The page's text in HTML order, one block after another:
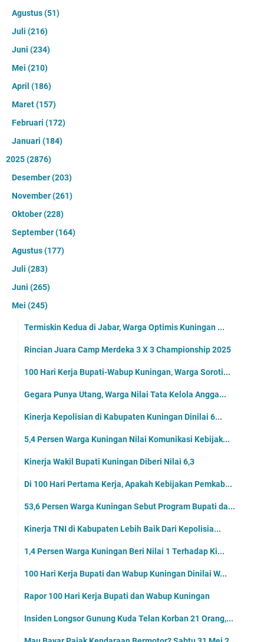
Agustus(51)
Juli (216)
Juni (234)
Mei (210)
April (186)
Maret(157)
Februari (172)
Januari (184)
2025(2876)
Desember(203)
November(261)
Oktober(228)
September(164)
Agustus(177)
Juli (283)
Juni (265)
Mei (245)
Termiskin Kedua di Jabar, Warga Optimis Kuningan ...
Rincian Juara Camp Merdeka 3 X 3 Championship 2025
100 Hari Kerja Bupati-Wabup Kuningan, Warga Soroti...
Gegara Punya Utang, Warga Nilai Tata Kelola Angga...
Kinerja Kepolisian di Kabupaten Kuningan Dinilai 6...
5,4 Persen Warga Kuningan Nilai Komunikasi Kebijak...
Kinerja Wakil Bupati Kuningan Diberi Nilai 6,3
Di 100 Hari Pertama Kerja, Apakah Kebijakan Pemkab...
53,6 Persen Warga Kuningan Sebut Program Bupati da...
Kinerja TNI di Kabupaten Lebih Baik Dari Kepolisia...
1,4 Persen Warga Kuningan Beri Nilai 1 Terhadap Ki...
100 Hari Kerja Bupati dan Wabup Kuningan Dinilai W...
Rapor 100 Hari Kerja Bupati dan Wabup Kuningan
Insiden Longsor Gunung Kuda Telan Korban 21 Orang,...